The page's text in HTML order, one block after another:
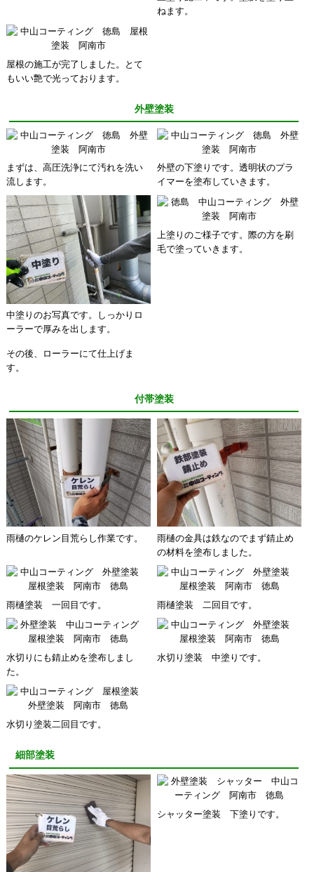
ねます。
屋根の施工が完了しました。とて
もいい艶で光っております。
外壁塗装
まずは、高圧洗浄にて汚れを洗い
流します。
外壁の下塗りです。透明状のプラ
イマーを塗布していきます。
中塗りのお写真です。しっかりロ
ーラーで厚みを出します。
上塗りのご様子です。際の方を刷
毛で塗っていきます。
その後、ローラーにて仕上げま
す。
付帯塗装
雨樋のケレン目荒らし作業です。
雨樋の金具は鉄なのでまず錆止め
の材料を塗布しました。
雨樋塗装 一回目です。 雨樋塗装 二回目です。
水切りにも錆止めを塗布しまし
た。
水切り塗装 中塗りです。
水切り塗装二回目です。
細部塗装
シャッター塗装 下塗りです。